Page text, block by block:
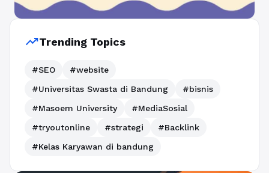
trending_upTrending Topics
#SEO
#website
#Universitas Swasta di Bandung
#bisnis
#Masoem University
#MediaSosial
#tryoutonline
#strategi
#Backlink
#Kelas Karyawan di bandung